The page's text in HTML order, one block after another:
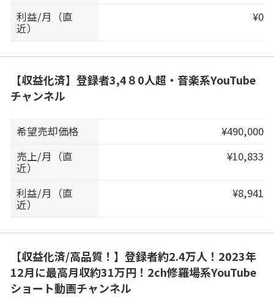
利益/月（直
近）
¥0
【収益化済】登録者3,4８0人超・音楽系YouTube
チャンネル
希望売却価格
¥490,000
売上/月（直
近）
¥10,833
利益/月（直
近）
¥8,941
【収益化済/高品質！】登録者約2.4万人！2023年
12月に最高月収約31万円！2ch修羅場系YouTube
ショート動画チャンネル